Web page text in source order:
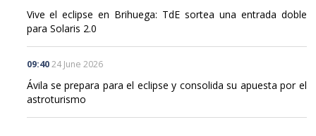
Vive el eclipse en Brihuega: TdE sortea una entrada doble
para Solaris 2.0
09:40 24 June 2026
Ávila se prepara para el eclipse y consolida su apuesta por el
astroturismo